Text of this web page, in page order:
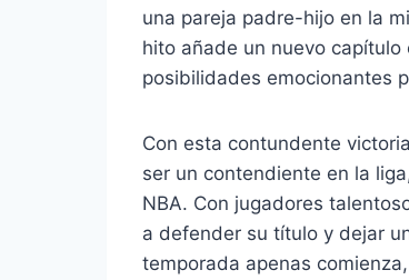
una pareja padre-hijo en la
hito añade un nuevo
posibilidades emocionantes
Con esta contundente
ser un contendiente en la
NBA. Con jugadores
a defender su título y dejar
temporada apenas